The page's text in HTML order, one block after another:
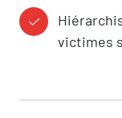
victimes
Vous êtes